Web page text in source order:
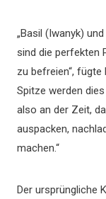
„Basil (Iwanyk)
sind die perfekten
zu befreien“, fügte
Spitze werden
also an der Zeit,
auspacken,
machen.“
Der ursprüngliche